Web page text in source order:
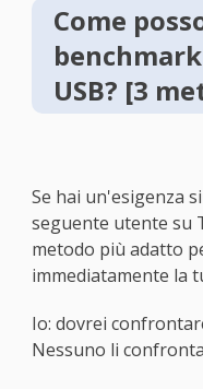
Come
USB? [3
Se hai un'esigenza
seguente utente su
metodo più adatto
immediatamente la
Io: dovrei
Nessuno li